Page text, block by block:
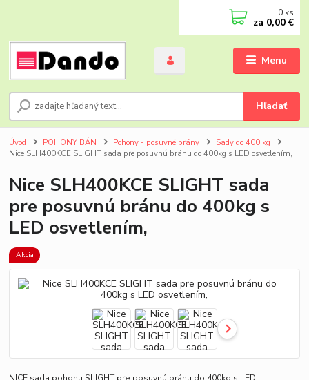
Menu
Hľadať
0 ks
za 0,00 €
Úvod POHONY BÁN Pohony - posuvné brány
Sady do 400 kg
Nice SLH400KCE SLIGHT sada pre posuvnú bránu do 400kg s LED osvetlením,
Nice SLH400KCE SLIGHT sada
pre posuvnú bránu do 400kg s
LED osvetlením,
Akcia
NICE sada pohonu SLIGHT pre posuvnú bránu do 400kg s LED